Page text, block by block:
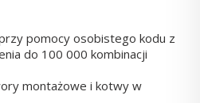
pomocy osobistego kodu z
do 100 000 kombinacji
montażowe i kotwy w